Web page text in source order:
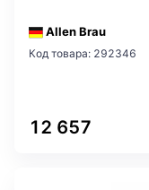
Allen Brau
Код товара: 292346
12 657